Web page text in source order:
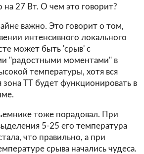
27 Вт. О чем это говорит?
важно. Это говорит о том,
интенсивного локального
может быть 'срыв' с
"радостными моментами" в
температуры, хотя вся
зона ТТ будет функционировать в
тоже порадовал. При
5-25 его температура
что правильно, а при
срыва начались чудеса.